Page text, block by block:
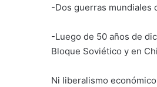
-Dos guerras mundiales
-Luego de 50 años de
Bloque Soviético y en
Ni liberalismo